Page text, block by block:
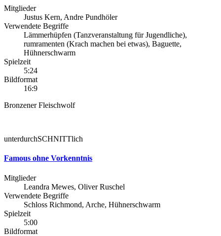
Mitglieder
Justus Kern, Andre Pundhöler
Verwendete Begriffe
Lämmerhüpfen (Tanzveranstaltung für Jugendliche),
rumramenten (Krach machen bei etwas), Baguette,
Hühnerschwarm
Spielzeit
5:24
Bildformat
16:9
Bronzener Fleischwolf
unterdurchSCHNITTlich
Famous ohne Vorkenntnis
Mitglieder
Leandra Mewes, Oliver Ruschel
Verwendete Begriffe
Schloss Richmond, Arche, Hühnerschwarm
Spielzeit
5:00
Bildformat